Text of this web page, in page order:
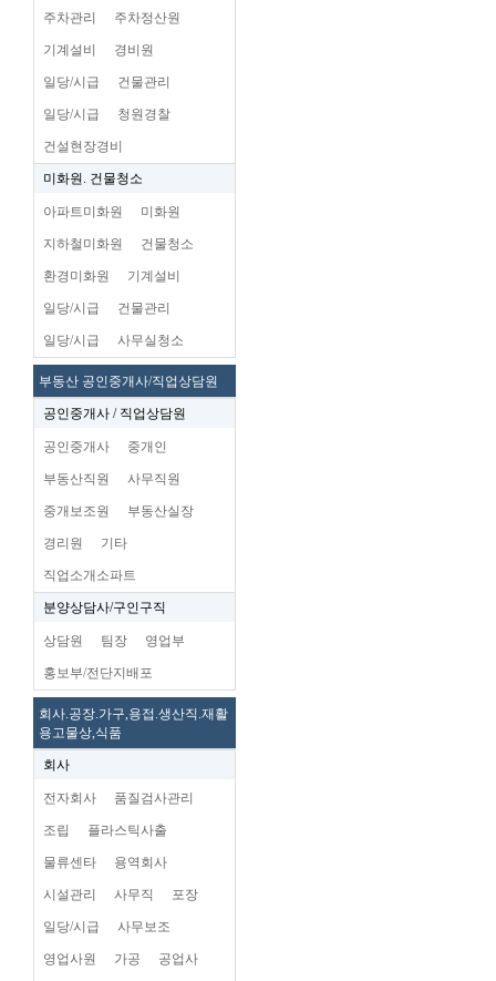
주차관리 주차정산원
기계설비 경비원
일당/시급 건물관리
일당/시급 청원경찰
건설현장경비
미화원. 건물청소
아파트미화원 미화원
지하철미화원 건물청소
환경미화원 기계설비
일당/시급 건물관리
일당/시급 사무실청소
부동산 공인중개사/직업상담원
공인중개사 / 직업상담원
공인중개사 중개인
부동산직원 사무직원
중개보조원 부동산실장
경리원 기타
직업소개소파트
분양상담사/구인구직
상담원 팀장 영업부
홍보부/전단지배포
회사.공장.가구,용접.생산직.재활
용고물상,식품
회사
전자회사 품질검사관리
조립 플라스틱사출
물류센타 용역회사
시설관리 사무직 포장
일당/시급 사무보조
영업사원 가공 공업사